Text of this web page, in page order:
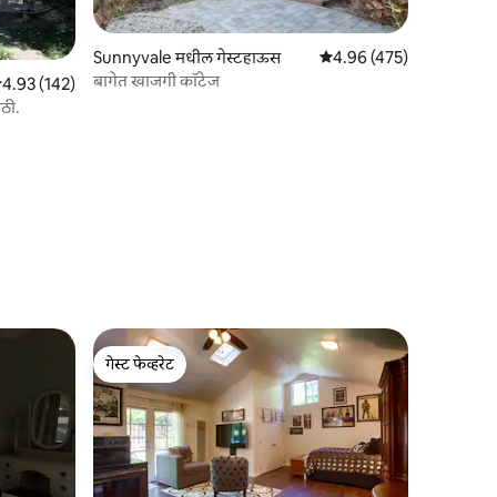
4.93 सरासरी रेटिंग, 142 रिव्ह्यूज
4.93 (142)
Sunnyvale मधील गेस्टहाऊस 5 पैकी 4.96 सरासरी रेटिंग,
4.96 (475)
बागेत खाजगी कॉटेज
गेस्ट फेव्हरेट
गेस्ट फेव्हरेट